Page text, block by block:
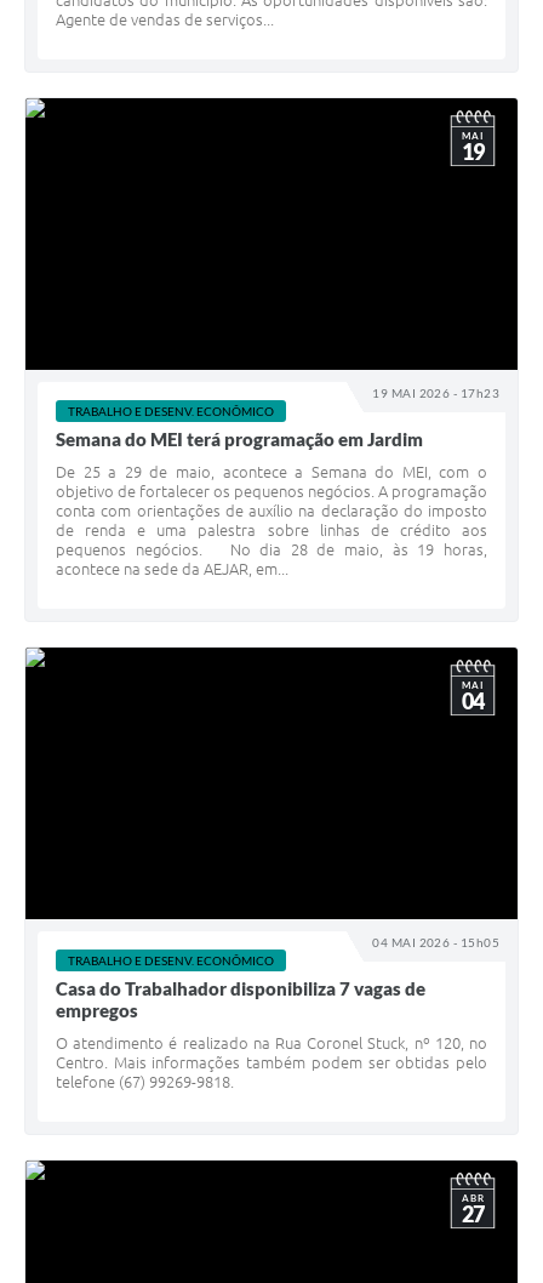
Agente de vendas de serviços...
19 MAI 2026 - 17h23
MAI
19
TRABALHO E DESENV. ECONÔMICO
Semana do MEI terá programação em Jardim
De 25 a 29 de maio, acontece a Semana do MEI, com o
objetivo de fortalecer os pequenos negócios. A programação
conta com orientações de auxílio na declaração do imposto
de renda e uma palestra sobre linhas de crédito aos
pequenos negócios. No dia 28 de maio, às 19 horas,
acontece na sede da AEJAR, em...
04 MAI 2026 - 15h05
MAI
04
TRABALHO E DESENV. ECONÔMICO
Casa do Trabalhador disponibiliza 7 vagas de
empregos
O atendimento é realizado na Rua Coronel Stuck, nº 120, no
Centro. Mais informações também podem ser obtidas pelo
telefone (67) 99269-9818.
ABR
27